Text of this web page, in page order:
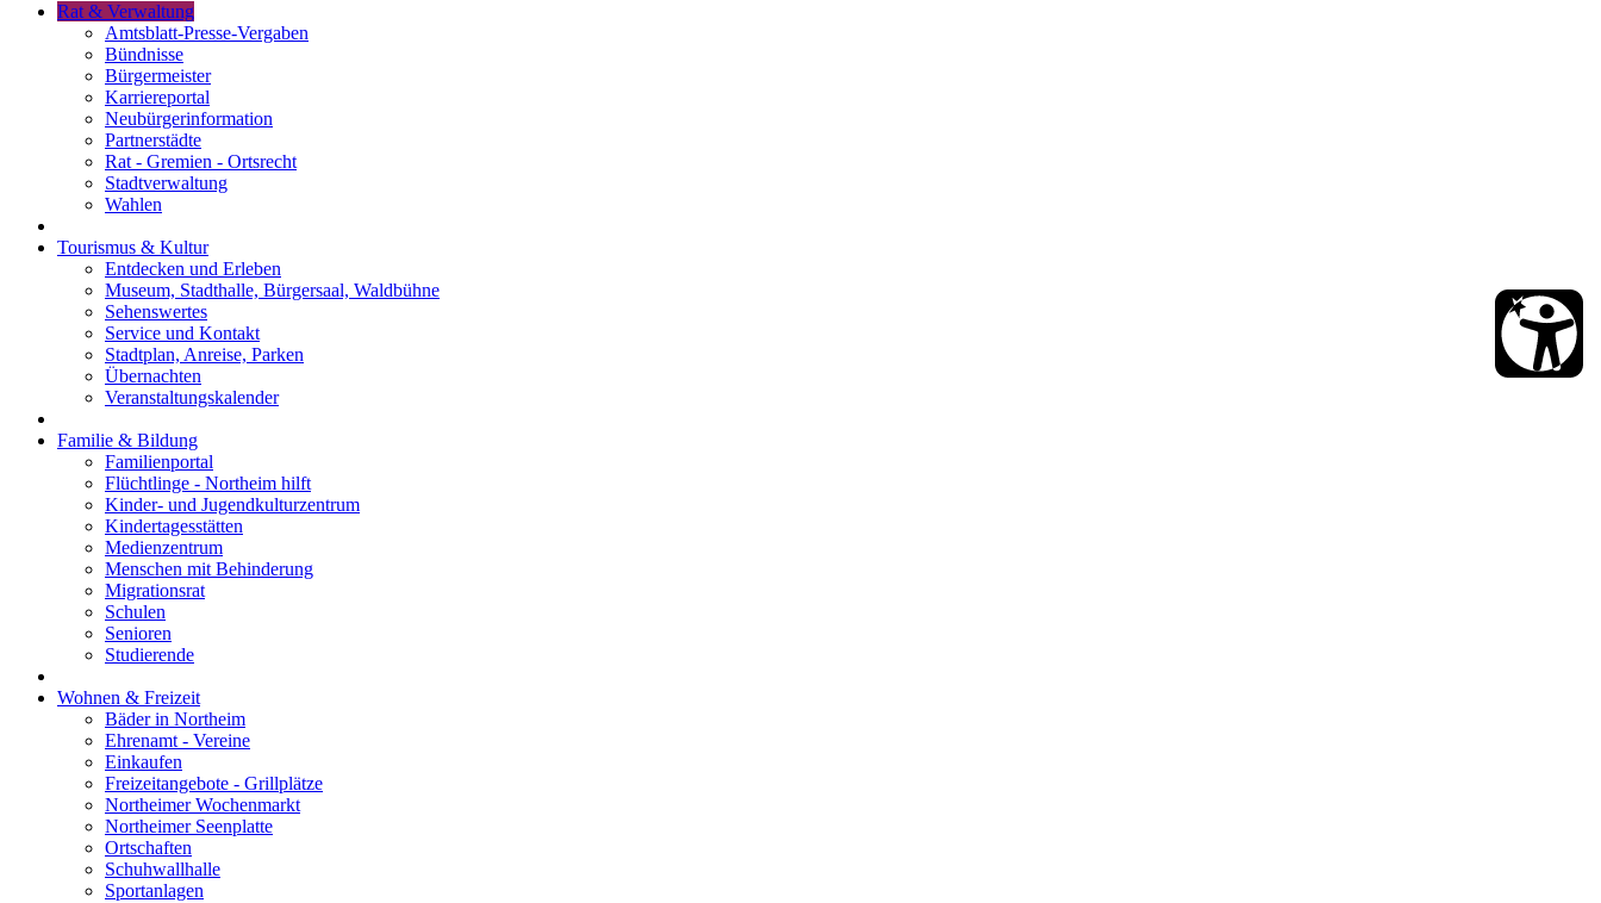
Rat & Verwaltung
Amtsblatt-Presse-Vergaben
Bündnisse
Bürgermeister
Karriereportal
Neubürgerinformation
Partnerstädte
Rat - Gremien - Ortsrecht
Stadtverwaltung
Wahlen
Tourismus & Kultur
Entdecken und Erleben
Museum, Stadthalle, Bürgersaal, Waldbühne
Sehenswertes
Service und Kontakt
Stadtplan, Anreise, Parken
Übernachten
Veranstaltungskalender
Familie & Bildung
Familienportal
Flüchtlinge - Northeim hilft
Kinder- und Jugendkulturzentrum
Kindertagesstätten
Medienzentrum
Menschen mit Behinderung
Migrationsrat
Schulen
Senioren
Studierende
Wohnen & Freizeit
Bäder in Northeim
Ehrenamt - Vereine
Einkaufen
Freizeitangebote - Grillplätze
Northeimer Wochenmarkt
Northeimer Seenplatte
Ortschaften
Schuhwallhalle
Sportanlagen